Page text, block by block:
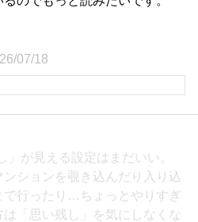
07/18
」が見える設定はまだいい。
ションを覗き込んだり入り込
で行ったり…ちょっとやりすぎ
「思い残し」を気にしなくな